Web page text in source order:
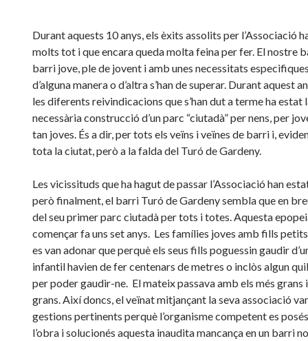
Durant aquests 10 anys, els èxits assolits per l’Associació
molts tot i que encara queda molta feina per fer. El nostre
barri jove, ple de jovent i amb unes necessitats
d’alguna manera o d’altra s’han de superar. Durant aquest
les diferents reivindicacions que s’han dut a terme ha estat
necessària construcció d’un parc “ciutadà” per nens, per
tan joves. És a dir, per tots els veïns i veïnes de barri i,
tota la ciutat, però a la falda del Turó de Gardeny.
Les vicissituds que ha hagut de passar l’Associació han
però finalment, el barri Turó de Gardeny sembla que en
del seu primer parc ciutadà per tots i totes. Aquesta
començar fa uns set anys. Les famílies joves amb fills
es van adonar que perquè els seus fills poguessin gaudir
infantil havien de fer centenars de metres o inclòs algun
per poder gaudir-ne. El mateix passava amb els més grans
grans. Així doncs, el veïnat mitjançant la seva associació
gestions pertinents perquè l’organisme competent es
l’obra i solucionés aquesta inaudita mancança en un barri